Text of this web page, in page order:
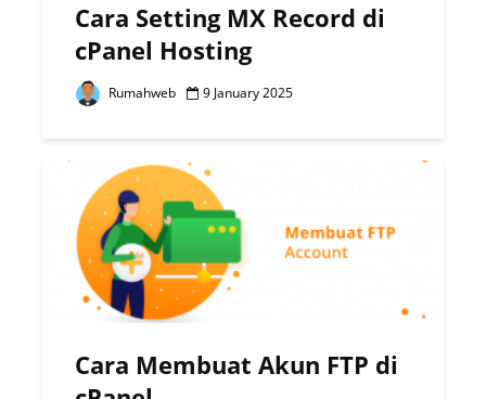
Cara Setting MX Record di
cPanel Hosting
Rumahweb 9 January 2025
Cara Membuat Akun FTP di